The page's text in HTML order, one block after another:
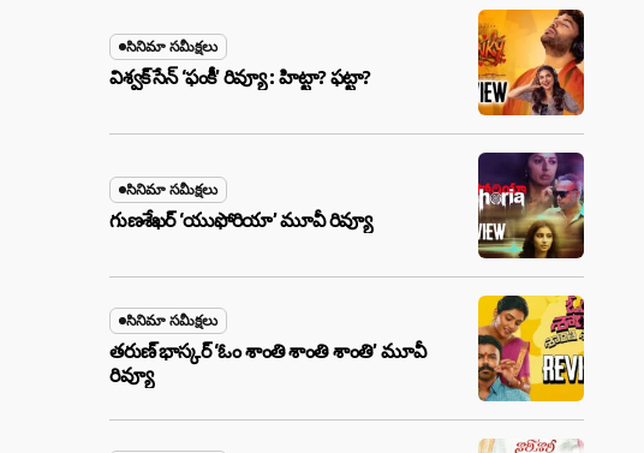
సినిమా సమీక్షలు
విశ్వక్ సేన్ ‘ఫంకీ’ రివ్యూ : హిట్టా? ఫట్టా?
సినిమా సమీక్షలు
గుణశేఖర్ ‘యుఫోరియా’ మూవీ రివ్యూ
సినిమా సమీక్షలు
తరుణ్ భాస్కర్ ‘ఓం శాంతి శాంతి శాంతి’ మూవీ
రివ్యూ